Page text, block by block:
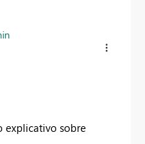
explicativo sobre